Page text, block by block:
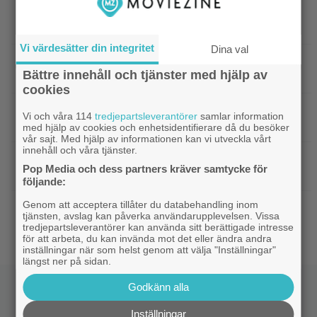
Grand Theft Auto| 27 augusti blir en spännande
Prime Video|Ett nytt mysterium på 8 avsnitt gör
succé på Prime Video just nu
Harry Potter| Harry Potter-fans får betala 4 500
kronor för nya Lego-setet
Kommande filmer
”Heated Rivalry” i ny sci-fi-thriller
Kommande serier|Joel Kinnaman vs Saddam
Hussein i ny thrillerserie – se trailern här
Vi värdesätter din integritet Dina val
Bättre innehåll och tjänster med hjälp av
cookies
Vi och våra 114tredjepartsleverantörer samlar information
med hjälp av cookies och enhetsidentifierare då du besöker
vår sajt. Med hjälp av informationen kan vi utveckla vårt
innehåll och våra tjänster.
Pop Media och dess partners kräver samtycke för
följande:
Genom att acceptera tillåter du databehandling inom
tjänsten, avslag kan påverka användarupplevelsen. Vissa
tredjepartsleverantörer kan använda sitt berättigade intresse
för att arbeta, du kan invända mot det eller ändra andra
inställningar när som helst genom att välja "Inställningar"
längst ner på sidan.
Godkänn alla
Inställningar